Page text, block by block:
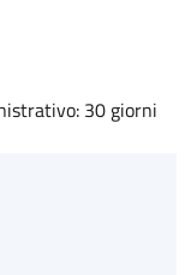
30 giorni